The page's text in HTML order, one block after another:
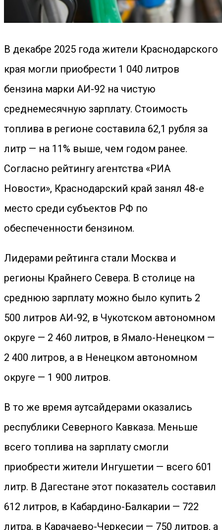
В декабре 2025 года жители Краснодарского
края могли приобрести 1 040 литров
бензина марки АИ-92 на чистую
среднемесячную зарплату. Стоимость
топлива в регионе составила 62,1 рубля за
литр — на 11% выше, чем годом ранее.
Согласно рейтингу агентства «РИА
Новости», Краснодарский край занял 48-е
место среди субъектов РФ по
обеспеченности бензином.
Лидерами рейтинга стали Москва и
регионы Крайнего Севера. В столице на
среднюю зарплату можно было купить 2
500 литров АИ-92, в Чукотском автономном
округе — 2 460 литров, в Ямало-Ненецком —
2 400 литров, а в Ненецком автономном
округе — 1 900 литров.
В то же время аутсайдерами оказались
республики Северного Кавказа. Меньше
всего топлива на зарплату смогли
приобрести жители Ингушетии — всего 601
литр. В Дагестане этот показатель составил
612 литров, в Кабардино-Балкарии — 722
литра, в Карачаево-Черкесии — 750 литров, а